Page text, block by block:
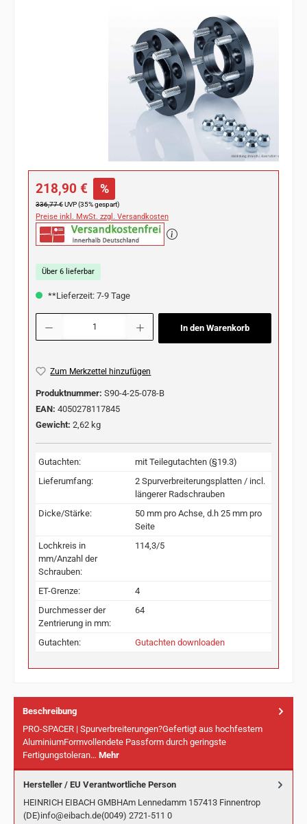
Verkaufspreis:
218,90 € %
Regulärer Preis:
336,77 €UVP (35% gespart)
Preise inkl. MwSt. zzgl. Versandkosten
Über 6 lieferbar
**Lieferzeit: 7-9 Tage
Produkt Anzahl: Gib den gewünschten Wert ein oder benutze die Schaltflächen
In den Warenkorb
Zum Merkzettel hinzufügen
Produktnummer: S90-4-25-078-B
EAN: 4050278117845
Gewicht: 2,62 kg
Gutachten:
mit Teilegutachten (§19.3)
Lieferumfang:
2 Spurverbreiterungsplatten / incl.
längerer Radschrauben
Dicke/Stärke:
50 mm pro Achse, d.h 25 mm pro
Seite
Lochkreis in
mm/Anzahl der
Schrauben:
114,3/5
ET-Grenze:
4
Durchmesser der
Zentrierung in mm:
64
Gutachten: Gutachten downloaden
Beschreibung
PRO-SPACER | Spurverbreiterungen?Gefertigt aus hochfestem
AluminiumFormvollendete Passform durch geringste
Fertigungstoleran… Mehr
Hersteller / EU Verantwortliche Person
HEINRICH EIBACH GMBHAm Lennedamm 157413 Finnentrop
(DE)info@eibach.de(0049) 2721-511 0